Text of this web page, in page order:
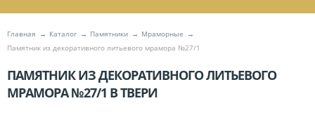
Главная Каталог Памятники
Мраморные
Памятник из декоративного литьевого мрамора №27/1
ПАМЯТНИК ИЗ ДЕКОРАТИВНОГО ЛИТЬЕВОГО
МРАМОРА №27/1 В ТВЕРИ